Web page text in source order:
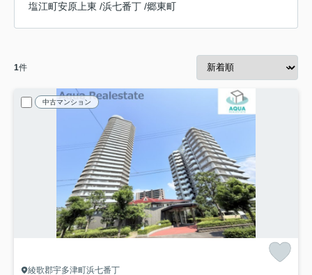
塩江町安原上東 /浜七番丁 /郷東町
1件
中古マンション
綾歌郡宇多津町浜七番丁